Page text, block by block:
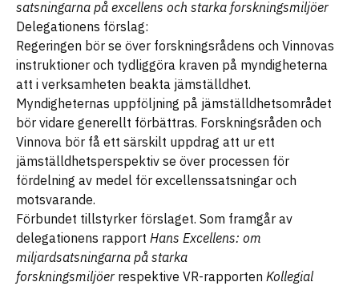
satsningarna på excellens och starka forskningsmiljöer
Delegationens förslag:
Regeringen bör se över forskningsrådens och Vinnovas
instruktioner och tydliggöra kraven på myndigheterna
att i verksamheten beakta jämställdhet.
Myndigheternas uppföljning på jämställdhetsområdet
bör vidare generellt förbättras. Forskningsråden och
Vinnova bör få ett särskilt uppdrag att ur ett
jämställdhetsperspektiv se över processen för
fördelning av medel för excellenssatsningar och
motsvarande.
Förbundet tillstyrker förslaget. Som framgår av
delegationens rapport Hans Excellens: om
miljardsatsningarna på starka
forskningsmiljöer respektive VR-rapporten Kollegial